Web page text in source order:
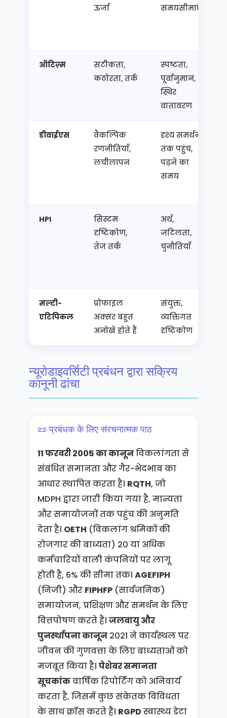
ऊर्जा
समयसीमाएँ
ऑटिज़्म
सटीकता,
कठोरता, तर्क
स्पष्टता,
पूर्वानुमान,
स्थिर
वातावरण
डीवाईएस
वैकल्पिक
रणनीतियाँ,
लचीलापन
दृश्य समर्थन
तक पहुंच,
पढ़ने का
समय
HPI
सिस्टम
दृष्टिकोण,
तेज तर्क
अर्थ,
जटिलता,
चुनौतियाँ
मल्टी-
एटिपिकल
प्रोफाइल
अक्सर बहुत
अनोखे होते हैं
संयुक्त,
व्यक्तिगत
दृष्टिकोण
न्यूरोडाइवर्सिटी प्रबंधन द्वारा सक्रिय
कानूनी ढांचा
📜 प्रबंधक के लिए संरचनात्मक पाठ
11 फरवरी 2005 का कानूनविकलांगता से
संबंधित समानता और गैर-भेदभाव का
आधार स्थापित करता है। RQTH, जो
MDPH द्वारा जारी किया गया है, मान्यता
और समायोजनों तक पहुंच की अनुमति
देता है। OETH (विकलांग श्रमिकों की
रोजगार की बाध्यता) 20 या अधिक
कर्मचारियों वाली कंपनियों पर लागू
होती है, 6% की सीमा तक। AGEFIPH
(निजी) और FIPHFP(सार्वजनिक)
समायोजन, प्रशिक्षण और समर्थन के लिए
वित्तपोषण करते हैं। जलवायु और
पुनर्स्थापना कानून2021 ने कार्यस्थल पर
जीवन की गुणवत्ता के लिए बाध्यताओं को
मजबूत किया है। पेशेवर समानता
सूचकांकवार्षिक रिपोर्टिंग को अनिवार्य
करता है, जिसमें कुछ संकेतक विविधता
के साथ क्रॉस करते हैं। RGPD स्वास्थ्य डेटा